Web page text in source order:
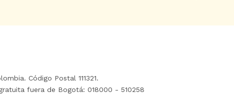
Código Postal 111321.
fuera de Bogotá: 018000 - 510258